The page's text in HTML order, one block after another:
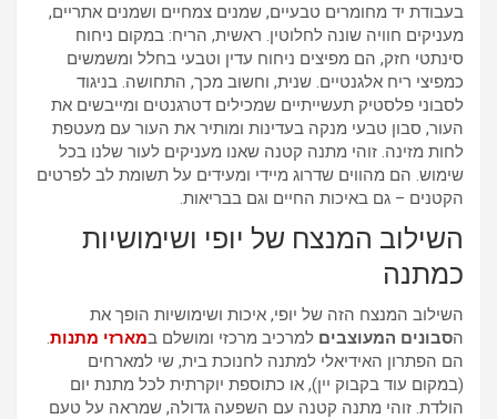
בעבודת יד מחומרים טבעיים, שמנים צמחיים ושמנים אתריים,
מעניקים חוויה שונה לחלוטין. ראשית, הריח: במקום ניחוח
סינתטי חזק, הם מפיצים ניחוח עדין וטבעי בחלל ומשמשים
כמפיצי ריח אלגנטיים. שנית, וחשוב מכך, התחושה. בניגוד
לסבוני פלסטיק תעשייתיים שמכילים דטרגנטים ומייבשים את
העור, סבון טבעי מנקה בעדינות ומותיר את העור עם מעטפת
לחות מזינה. זוהי מתנה קטנה שאנו מעניקים לעור שלנו בכל
שימוש. הם מהווים שדרוג מיידי ומעידים על תשומת לב לפרטים
הקטנים – גם באיכות החיים וגם בבריאות.
השילוב המנצח של יופי ושימושיות
כמתנה
השילוב המנצח הזה של יופי, איכות ושימושיות הופך את
הסבונים המעוצבים למרכיב מרכזי ומושלם במארזי מתנות
הם הפתרון האידיאלי למתנה לחנוכת בית, שי למארחים
(במקום עוד בקבוק יין), או כתוספת יוקרתית לכל מתנת יום
הולדת. זוהי מתנה קטנה עם השפעה גדולה, שמראה על טעם